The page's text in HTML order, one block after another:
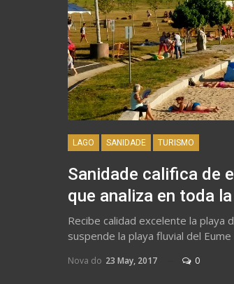
LAGO SANIDADE TURISMO
Sanidade califica de
que analiza en toda
Recibe calidad excelente la playa
suspende la playa fluvial del Eume
Nova do 23 May, 2017 0